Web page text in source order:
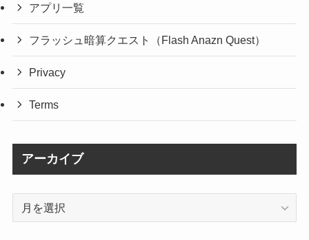
アプリ一覧
フラッシュ暗算クエスト（Flash Anazn Quest）
Privacy
Terms
アーカイブ